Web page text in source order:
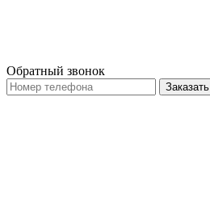
Обратный звонок
Заказать